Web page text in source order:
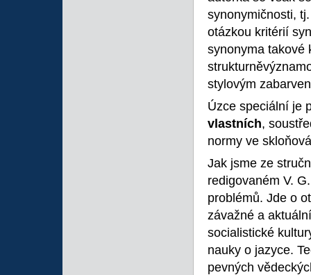
synonymičnosti,
otázkou kritérií
synonyma takové
stylovým
Úzce speciální je
vlastních,
normy ve
Jak jsme ze
redigovaném V.
problémů. Jde o
závažné a
socialistické
nauky o jazyce.
pevných